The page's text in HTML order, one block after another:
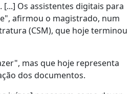
Os assistentes digitais para
afirmou o magistrado, num
(CSM), que hoje terminou
mas que hoje representa
dos documentos.